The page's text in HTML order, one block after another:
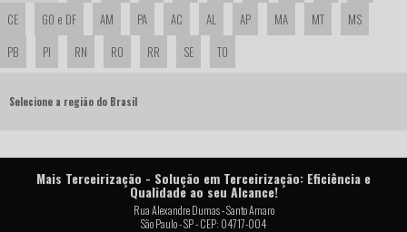
CE
GO e DF AM PA AC AL AP MA MT
MS
PB
PI RN RO RR SE TO
Selecione a região do Brasil
Mais Terceirização - Solução em Terceirização: Eficiência e
Qualidade ao seu Alcance!
Rua Alexandre Dumas - Santo Amaro
São Paulo - SP - CEP: 04717-004